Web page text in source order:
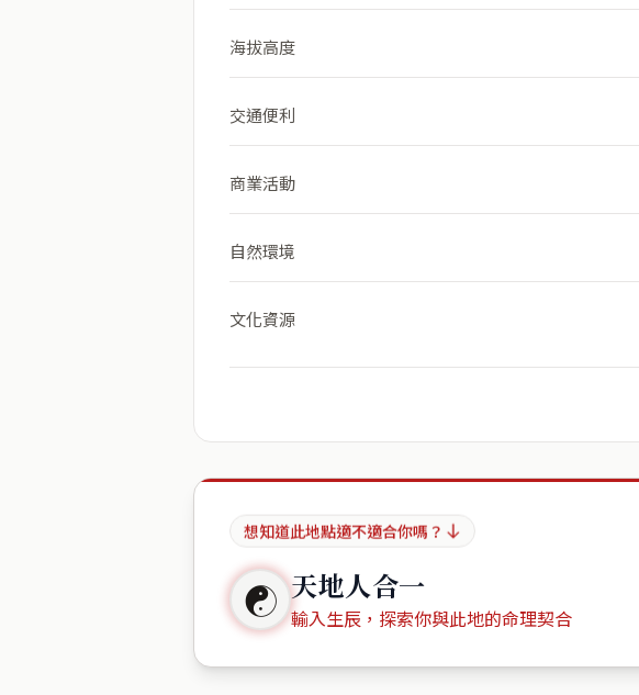
海拔高度
交通便利
商業活動
自然環境
文化資源
想知道此地點適不適合你嗎？
☯ 天地人合一
輸入生辰，探索你與此地的命理契合